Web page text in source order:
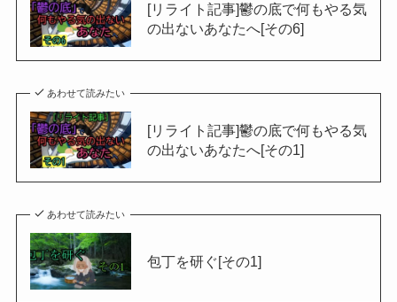
[リライト記事]鬱の底で何もやる気
の出ないあなたへ[その6]
あわせて読みたい
[リライト記事]鬱の底で何もやる気
の出ないあなたへ[その1]
あわせて読みたい
包丁を研ぐ[その1]